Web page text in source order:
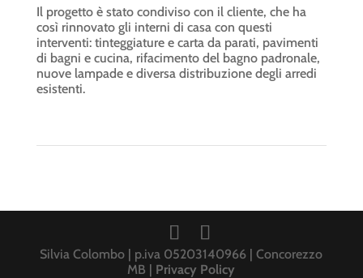
Il progetto è stato condiviso con il cliente, che ha
così rinnovato gli interni di casa con questi
interventi: tinteggiature e carta da parati, pavimenti
di bagni e cucina, rifacimento del bagno padronale,
nuove lampade e diversa distribuzione degli arredi
esistenti.
Silvia Colombo | p.iva 05203140966 | Concorezzo
MB | Privacy Policy